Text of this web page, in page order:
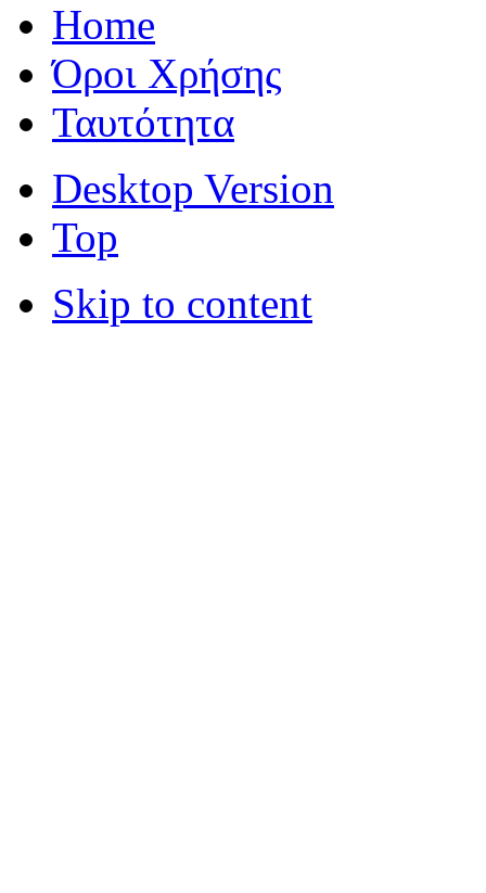
Home
Όροι Χρήσης
Ταυτότητα
Desktop Version
Top
Skip to content